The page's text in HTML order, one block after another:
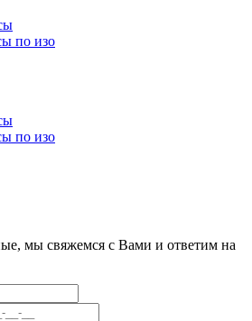
по изо
по изо
мы свяжемся с Вами и ответим на